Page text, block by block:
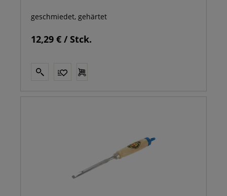
geschmiedet, gehärtet
12,29 € / Stck.